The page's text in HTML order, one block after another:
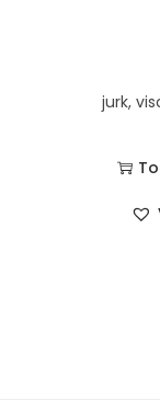
jurk,